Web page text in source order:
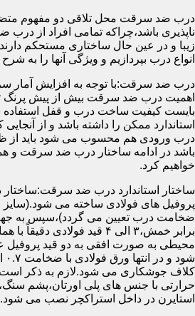
درب ضد سرقت محل تلاقی دو مفهوم
ناپذیری باشد،چراکه تمامی افراد از
زیبا و در عین حال ساختاری مستحکم
انواع درب بپردازیم و ویژگی آنها را به شرح
درب ضد سرقت:با توجه به افزایش آمار
اهمیت درب ضد سرقت بیش از پیش پرنگ
بایست کیفیت ساخت درب و قفل استفاده
استاندارد ممکن را داشته باشد و از
درب ورودی هم محسوب می شود باید از
باشد در ادامه ساختار درب ضد سرقت و
خواهیم کرد.
ساختار استاندارد درب ضد سرقت:ساختار
پروفیل های فولادی ساخته می شود.(سایز
ضخامت درب تعیین می گردد)،سپس به
برابر خمش،۳ الی ۴ قید فولادی
محیطی به صورت افقی به دو قید
کلاف جوشکاری می شود.لازم به ذکر است
حرارتی با جنس های پلی اورتان،پشم
استایرن در داخل استراکچر نصب می شود.